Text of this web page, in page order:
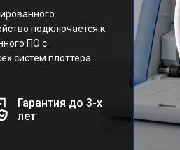
подключается к
ПО с
систем плоттера.
Гарантия до 3-х
лет